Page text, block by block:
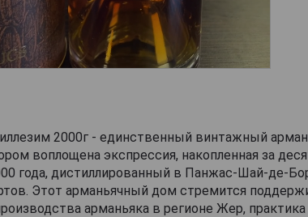
2000г - единственный винтажный
воплощена экспрессия, накопленная за
года, дистиллированный в Панжас-Шай-де-
Этот арманьячный дом стремится
арманьяка в регионе Жер, практика